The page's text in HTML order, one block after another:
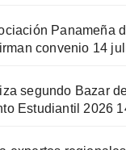
Panameña
convenio 14
segundo Bazar
Estudiantil 2026